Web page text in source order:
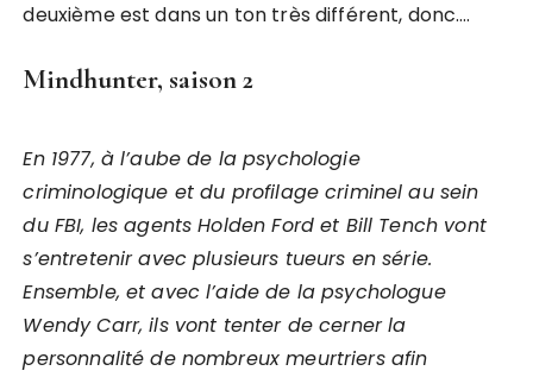
deuxième est dans un ton très différent, donc….
Mindhunter, saison 2
En 1977, à l’aube de la psychologie
criminologique et du profilage criminel au sein
du FBI, les agents Holden Ford et Bill Tench vont
s’entretenir avec plusieurs tueurs en série.
Ensemble, et avec l’aide de la psychologue
Wendy Carr, ils vont tenter de cerner la
personnalité de nombreux meurtriers afin